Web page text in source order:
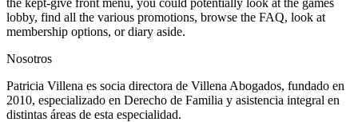
lobby, find all the various promotions, browse the FAQ, look at
membership options, or diary aside.
Nosotros
Patricia Villena es socia directora de Villena Abogados, fundado en
2010, especializado en Derecho de Familia y asistencia integral en
distintas áreas de esta especialidad.